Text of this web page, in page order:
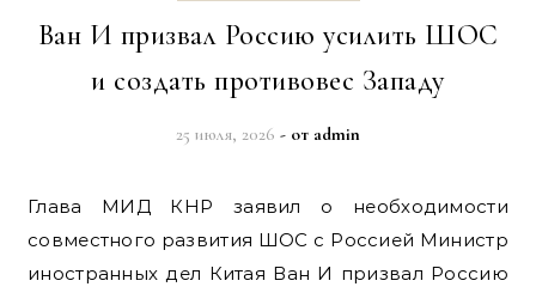
Ван И призвал Россию усилить ШОС
и создать противовес Западу
25 июля, 2026 - от admin
Глава МИД КНР заявил о необходимости
совместного развития ШОС с Россией Министр
иностранных дел Китая Ван И призвал Россию